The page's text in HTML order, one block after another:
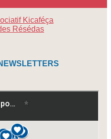
Kicaféça
Résédas